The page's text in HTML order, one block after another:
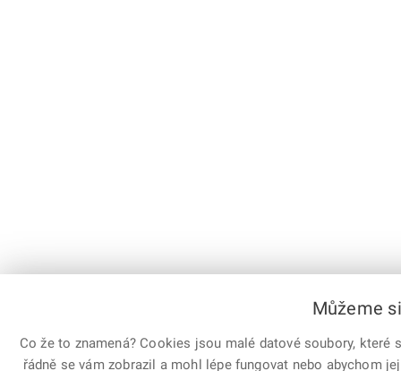
Můžeme
Co že to znamená? Cookies jsou malé datové soubory,
řádně se vám zobrazil a mohl lépe fungovat nebo abychom